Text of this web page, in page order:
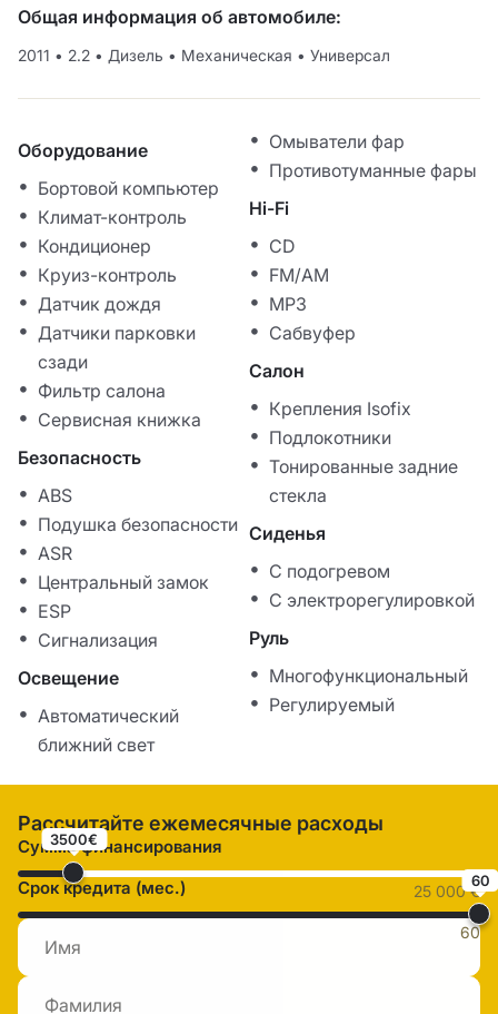
Общая информация об автомобиле:
2011 • 2.2 • Дизель • Механическая • Универсал
Оборудование
Бортовой компьютер
Климат-контроль
Кондиционер
Круиз-контроль
Датчик дождя
Датчики парковки
сзади
Фильтр салона
Сервисная книжка
Безопасность
ABS
Подушка безопасности
ASR
Центральный замок
ESP
Сигнализация
Освещение
Автоматический
ближний свет
Омыватели фар
Противотуманные фары
Hi-Fi
CD
FM/AM
MP3
Сабвуфер
Салон
Крепления Isofix
Подлокотники
Тонированные задние
стекла
Сиденья
С подогревом
С электрорегулировкой
Руль
Многофункциональный
Регулируемый
Рассчитайте ежемесячные расходы
Сумма финансирования
3500€
25 000 €
Срок кредита (мес.) 60
60